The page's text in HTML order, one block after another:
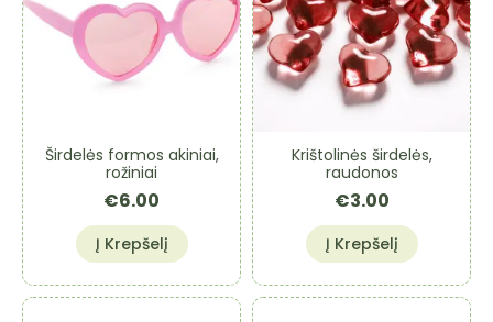
Širdelės formos akiniai,
rožiniai
€6.00
Į Krepšelį
Krištolinės širdelės,
raudonos
€3.00
Į Krepšelį